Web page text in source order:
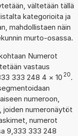
vältetään tällä
kategorioita ja
mahdollistaen näin
murto-osassa.
Numerot
vastaus
333 248 4 × 10 20.
numeroon,
joiden numeronäytöt
numerot
9,333 333 248